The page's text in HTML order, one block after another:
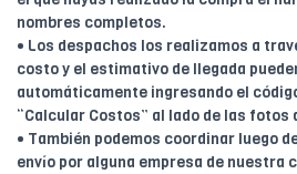
nombres completos.
• Los despachos los realizamos a
costo y el estimativo de llegada
automáticamente ingresando el
“Calcular Costos” al lado de las fotos
• También podemos coordinar luego
envío por alguna empresa de nuestra